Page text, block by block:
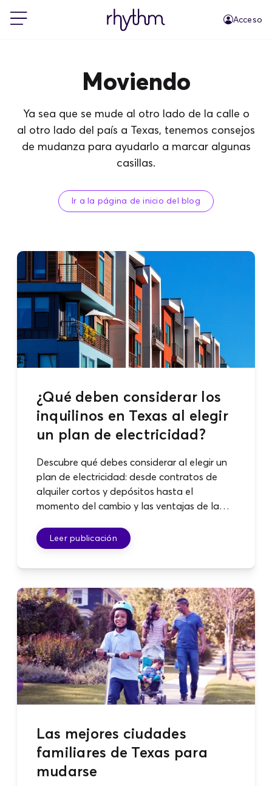
Acceso
PowerShift
FAQs
Contacta con nosotros
Moviendo
Ya sea que se mude al otro lado de la calle o
al otro lado del país a Texas, tenemos consejos
de mudanza para ayudarlo a marcar algunas
casillas.
Ir a la página de inicio del blog
¿Qué deben considerar los
inquilinos en Texas al elegir
un plan de electricidad?
Descubre qué debes considerar al elegir un
plan de electricidad: desde contratos de
alquiler cortos y depósitos hasta el
momento del cambio y las ventajas de la
Leer publicación
Las mejores ciudades
familiares de Texas para
mudarse